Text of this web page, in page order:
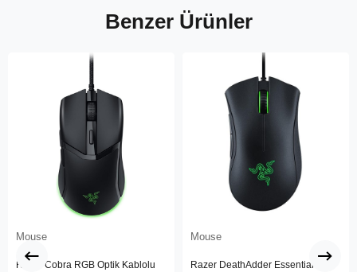
Benzer Ürünler
Mouse
Razer Cobra RGB Optik Kablolu
Mouse
Razer DeathAdder Essential